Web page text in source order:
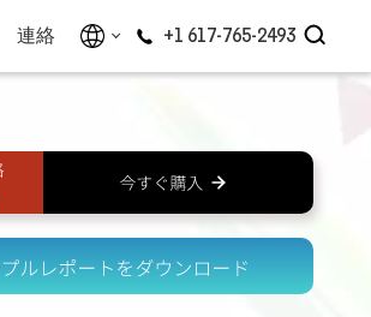
連絡 +1 617-765-2493